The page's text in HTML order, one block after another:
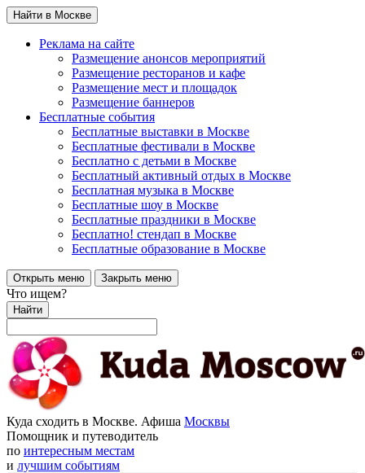
Найти в Москве
Реклама на сайте
Размещение анонсов мероприятий
Размещение ресторанов и кафе
Размещение мест и площадок
Размещение баннеров
Бесплатные события
Бесплатные выставки в Москве
Бесплатные фестивали в Москве
Бесплатно с детьми в Москве
Бесплатный активный отдых в Москве
Бесплатная музыка в Москве
Бесплатные шоу в Москве
Бесплатные праздники в Москве
Бесплатно! стендап в Москве
Бесплатные образование в Москве
Открыть меню Закрыть меню
Что ищем?
Найти
Куда сходить в Москве. Афиша Москвы
Помощник и путеводитель
по интересным местам
и лучшим событиям